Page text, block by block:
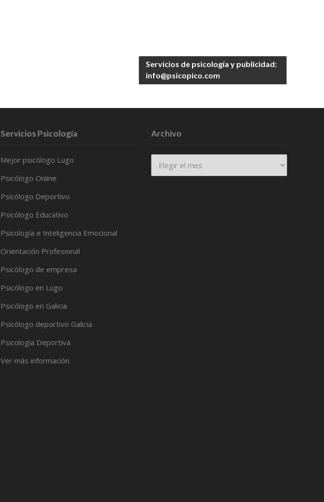
Servicios de psicología y publicidad:
info@psicopico.com
Servicios Psicología
Mejor psicólogo Lugo
Psicólogo Online
Psicólogo Deportivo
Psicólogo Educativo
Psicología e Inteligencia Emocional
Orientación Profesional
Psicólogo de empresa
Psicólogo en Lugo
Psicólogo en Galicia
Psicólogo deportivo Galicia
Psicología Deportiva
Ver más información
Archivo